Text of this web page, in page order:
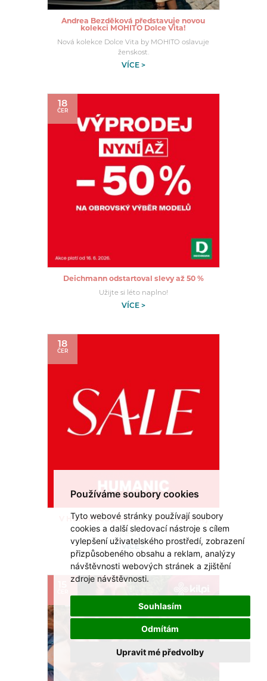
Používáme soubory cookies
Tyto webové stránky používají soubory
cookies a další sledovací nástroje s cílem
vylepšení uživatelského prostředí, zobrazení
přizpůsobeného obsahu a reklam, analýzy
návštěvnosti webových stránek a zjištění
zdroje návštěvnosti.
Souhlasím
Odmítám
Upravit mé předvolby
Andrea Bezděková představuje novou
kolekci MOHITO Dolce Vita!
Nová kolekce Dolce Vita by MOHITO oslavuje
ženskost.
VÍCE >
18
ČER
Deichmann odstartoval slevy až 50 %
Užijte si léto naplno!
VÍCE >
18
ČER
V HUMANICu právě začal letní výprodej
Přijďte si vybrat.
VÍCE >